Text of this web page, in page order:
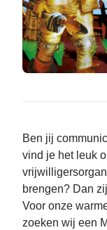
Ben jij
vind je het leuk
brengen? Dan
Voor onze
zoeken wij een